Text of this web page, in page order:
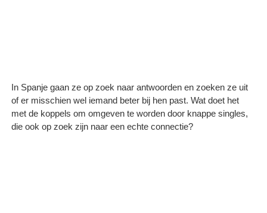
In Spanje gaan ze op zoek naar antwoorden en zoeken ze uit
of er misschien wel iemand beter bij hen past. Wat doet het
met de koppels om omgeven te worden door knappe singles,
die ook op zoek zijn naar een echte connectie?